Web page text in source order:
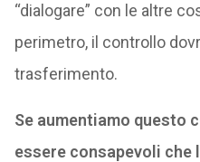
“dialogare” con le altre
perimetro, il controllo
trasferimento.
Se aumentiamo questo
essere consapevoli che